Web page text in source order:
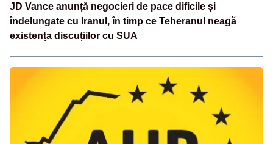
JD Vance anunță negocieri de pace dificile și
îndelungate cu Iranul, în timp ce Teheranul neagă
existența discuțiilor cu SUA